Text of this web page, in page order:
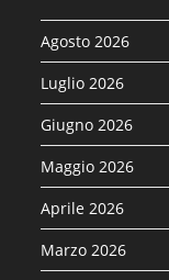
Agosto 2026
Luglio 2026
Giugno 2026
Maggio 2026
Aprile 2026
Marzo 2026